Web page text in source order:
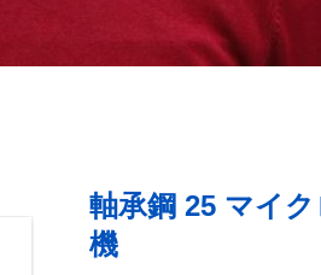
軸承鋼 25 マイ
機